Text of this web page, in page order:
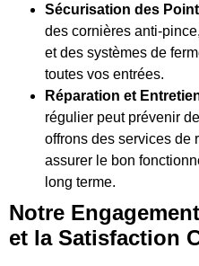
Sécurisation des
des cornières anti-
et des systèmes de
toutes vos entrées.
Réparation et
régulier peut prévenir
offrons des services de
assurer le bon
long terme.
Notre
et la Satisfaction